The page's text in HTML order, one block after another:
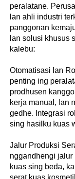
peralatane.
lan ahli industri
panggonan
lan solusi khusus
kalebu:
Otomatisasi lan
penting ing
prodhusen
kerja manual, lan
gedhe. Integrasi
sing hasilku kuas
Jalur Produksi
nggandhengi jalur
kuas sing beda,
serat kuas